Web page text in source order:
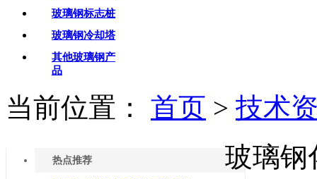
玻璃钢标志桩
玻璃钢冷却塔
其他玻璃钢产
品
当前位置： 首页 > 技术
热点推荐
玻璃钢